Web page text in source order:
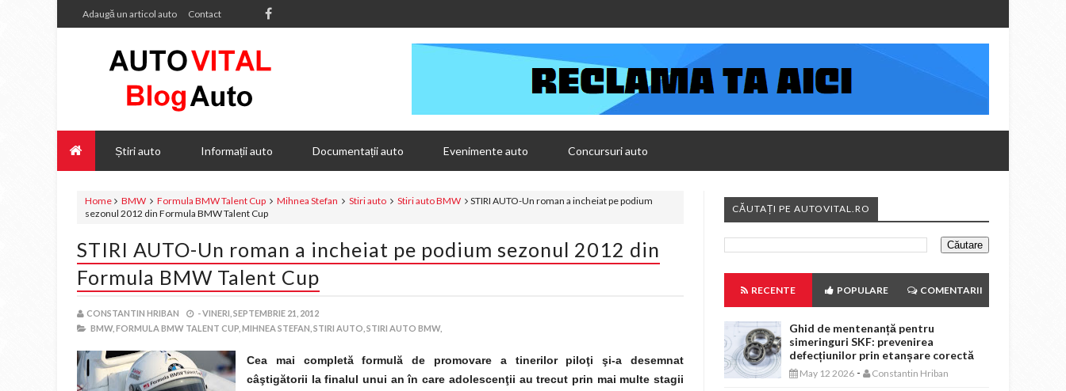
Adaugă un articol auto Contact
Știri auto Informații auto Documentații auto Evenimente auto Concursuri auto
Home BMW Formula BMW Talent Cup Mihnea Stefan Stiri auto Stiri auto BMW
STIRI AUTO-Un roman a incheiat pe podium
sezonul 2012 din Formula BMW Talent Cup
STIRI AUTO-Un roman a incheiat pe podium sezonul 2012 din
Formula BMW Talent Cup
CONSTANTIN HRIBAN -VINERI, SEPTEMBRIE 21, 2012
BMW, FORMULA BMW TALENT CUP, MIHNEA STEFAN, STIRI AUTO, STIRI AUTO BMW,
Cea mai completă formulă de promovare a tinerilor piloţi şi-a desemnat
câştigătorii la finalul unui an în care adolescenţii au trecut prin mai multe stagii
CĂUTAȚI PE AUTOVITAL.RO
RECENTE POPULARE COMENTARII
Ghid de mentenanță pentru
simeringuri SKF: prevenirea
defecțiunilor prin etanșare corectă
May 12 2026 - Constantin Hriban